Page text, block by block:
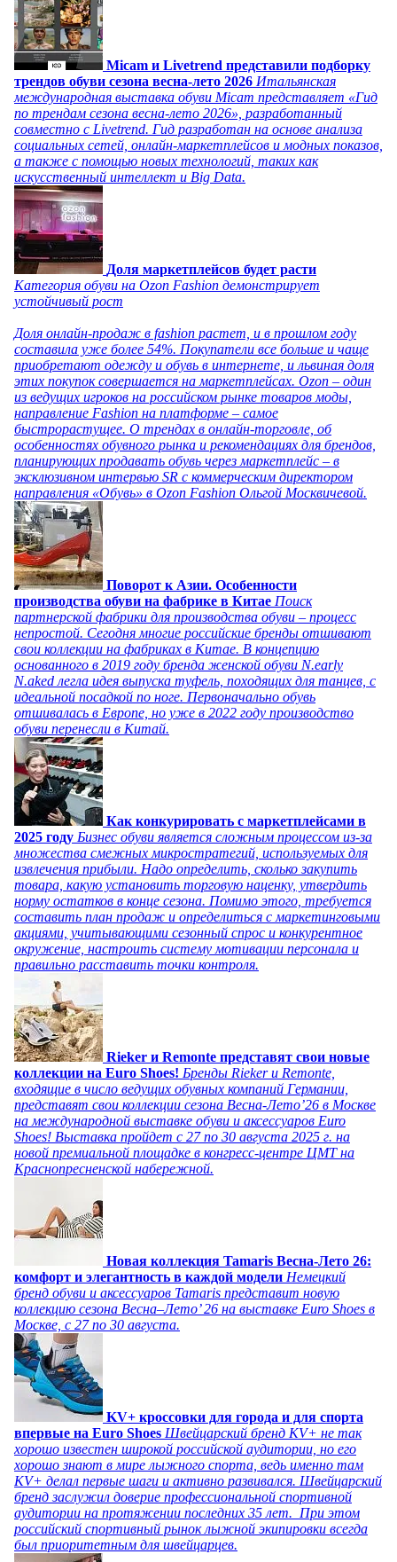
Micam и Livetrend представили подборку
трендов обуви сезона весна-лето 2026 Итальянская
международная выставка обуви Micam представляет «Гид
по трендам сезона весна-лето 2026», разработанный
совместно с Livetrend. Гид разработан на основе анализа
социальных сетей, онлайн-маркетплейсов и модных показов,
а также с помощью новых технологий, таких как
искусственный интеллект и Big Data.
Доля маркетплейсов будет расти
Категория обуви на Ozon Fashion демонстрирует
устойчивый рост
Доля онлайн-продаж в fashion растет, и в прошлом году
составила уже более 54%. Покупатели все больше и чаще
приобретают одежду и обувь в интернете, и львиная доля
этих покупок совершается на маркетплейсах. Ozon – один
из ведущих игроков на российском рынке товаров моды,
направление Fashion на платформе – самое
быстрорастущее. О трендах в онлайн-торговле, об
особенностях обувного рынка и рекомендациях для брендов,
планирующих продавать обувь через маркетплейс – в
эксклюзивном интервью SR с коммерческим директором
направления «Обувь» в Ozon Fashion Ольгой Москвичевой.
Поворот к Азии. Особенности
производства обуви на фабрике в Китае Поиск
партнерской фабрики для производства обуви – процесс
непростой. Сегодня многие российские бренды отшивают
свои коллекции на фабриках в Китае. В концепцию
основанного в 2019 году бренда женской обуви N.early
N.aked легла идея выпуска туфель, походящих для танцев, с
идеальной посадкой по ноге. Первоначально обувь
отшивалась в Европе, но уже в 2022 году производство
обуви перенесли в Китай.
Как конкурировать с маркетплейсами в
2025 году Бизнес обуви является сложным процессом из-за
множества смежных микростратегий, используемых для
извлечения прибыли. Надо определить, сколько закупить
товара, какую установить торговую наценку, утвердить
норму остатков в конце сезона. Помимо этого, требуется
составить план продаж и определиться с маркетинговыми
акциями, учитывающими сезонный спрос и конкурентное
окружение, настроить систему мотивации персонала и
правильно расставить точки контроля.
Rieker и Remonte представят свои новые
коллекции на Euro Shoes! Бренды Rieker и Remonte,
входящие в число ведущих обувных компаний Германии,
представят свои коллекции сезона Весна-Лето’26 в Москве
на международной выставке обуви и аксессуаров Euro
Shoes! Выставка пройдет c 27 по 30 августа 2025 г. на
новой премиальной площадке в конгресс-центре ЦМТ на
Краснопресненской набережной.
Новая коллекция Tamaris Весна-Лето 26:
комфорт и элегантность в каждой модели Немецкий
бренд обуви и аксессуаров Tamaris представит новую
коллекцию сезона Весна–Лето’ 26 на выставке Euro Shoes в
Москве, с 27 по 30 августа.
KV+ кроссовки для города и для спорта
впервые на Euro Shoes Швейцарский бренд KV+ не так
хорошо известен широкой российской аудитории, но его
хорошо знают в мире лыжного спорта, ведь именно там
KV+ делал первые шаги и активно развивался. Швейцарский
бренд заслужил доверие профессиональной спортивной
аудитории на протяжении последних 35 лет. При этом
российский спортивный рынок лыжной экипировки всегда
был приоритетным для швейцарцев.